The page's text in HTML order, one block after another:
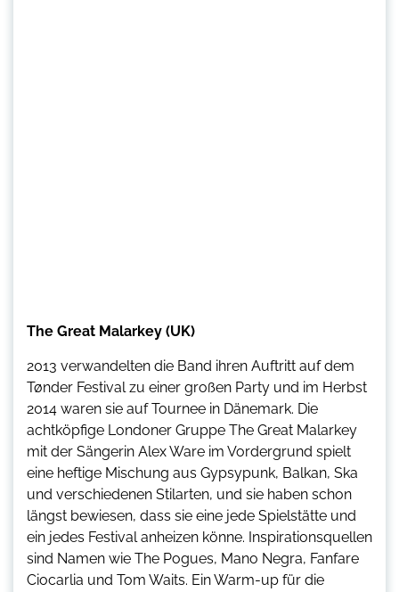
The Great Malarkey (UK)
2013 verwandelten die Band ihren Auftritt auf dem
Tønder Festival zu einer großen Party und im Herbst
2014 waren sie auf Tournee in Dänemark. Die
achtköpfige Londoner Gruppe The Great Malarkey
mit der Sängerin Alex Ware im Vordergrund spielt
eine heftige Mischung aus Gypsypunk, Balkan, Ska
und verschiedenen Stilarten, und sie haben schon
längst bewiesen, dass sie eine jede Spielstätte und
ein jedes Festival anheizen könne. Inspirationsquellen
sind Namen wie The Pogues, Mano Negra, Fanfare
Ciocarlia und Tom Waits. Ein Warm-up für die